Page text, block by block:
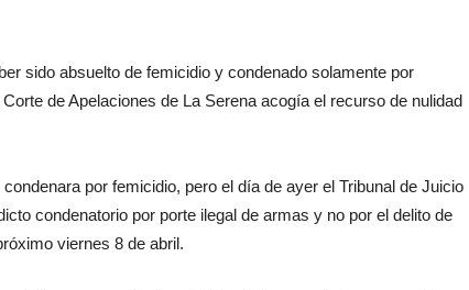
sido absuelto de femicidio y condenado solamente por
de Apelaciones de La Serena acogía el recurso de nulidad
por femicidio, pero el día de ayer el Tribunal de Juicio
condenatorio por porte ilegal de armas y no por el delito de
viernes 8 de abril.